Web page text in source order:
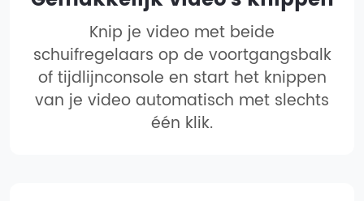
Knip je video met beide
schuifregelaars op de voortgangsbalk
of tijdlijnconsole en start het knippen
van je video automatisch met slechts
één klik.